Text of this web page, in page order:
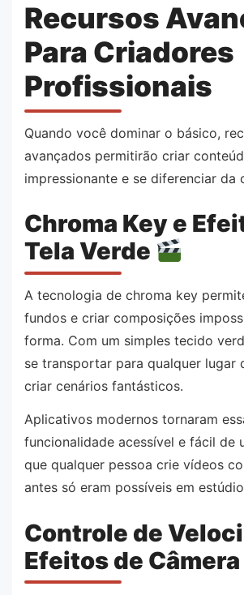
Recursos
Para Criadores
Profissionais
Quando você dominar o básico,
avançados permitirão criar
impressionante e se diferenciar da
Chroma Key e
Tela Verde
A tecnologia de chroma key
fundos e criar composições
forma. Com um simples tecido
se transportar para qualquer lugar
criar cenários fantásticos.
Aplicativos modernos tornaram
funcionalidade acessível e fácil de
que qualquer pessoa crie vídeos
antes só eram possíveis em
Controle de
Efeitos de